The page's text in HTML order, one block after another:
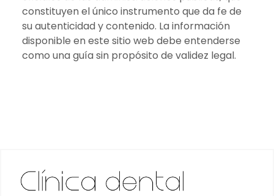
constituyen el único instrumento que da fe de
su autenticidad y contenido. La información
disponible en este sitio web debe entenderse
como una guía sin propósito de validez legal.